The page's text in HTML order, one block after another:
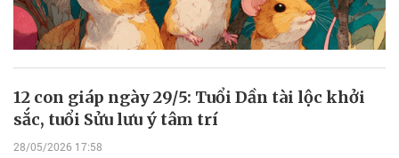
12 con giáp ngày 29/5: Tuổi Dần tài lộc khởi
sắc, tuổi Sửu lưu ý tâm trí
28/05/2026 17:58